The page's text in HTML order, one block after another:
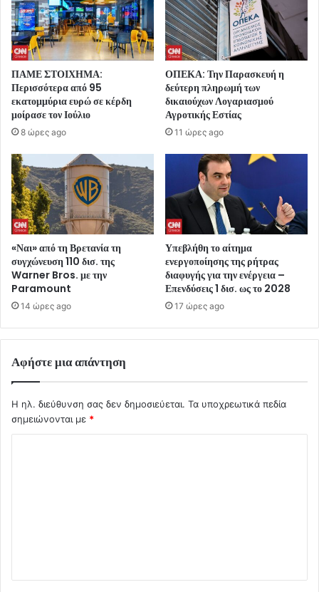
ΠΑΜΕ ΣΤΟΙΧΗΜΑ:
Περισσότερα από 95
εκατομμύρια ευρώ σε κέρδη
μοίρασε τον Ιούλιο
8 ώρες ago
ΟΠΕΚΑ: Την Παρασκευή η
δεύτερη πληρωμή των
δικαιούχων Λογαριασμού
Αγροτικής Εστίας
11 ώρες ago
«Ναι» από τη Βρετανία τη
συγχώνευση 110 δισ. της
Warner Bros. με την
Paramount
14 ώρες ago
Υπεβλήθη το αίτημα
ενεργοποίησης της ρήτρας
διαφυγής για την ενέργεια –
Επενδύσεις 1 δισ. ως το 2028
17 ώρες ago
Αφήστε μια απάντηση
Η ηλ. διεύθυνση σας δεν δημοσιεύεται. Τα υποχρεωτικά πεδία
σημειώνονται με *